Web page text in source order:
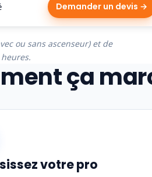
Demander un devis →
ou sans ascenseur) et de
ça
votre pro